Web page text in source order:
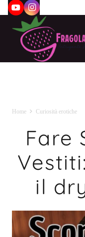
Home Curiosità erotiche
Fare
il